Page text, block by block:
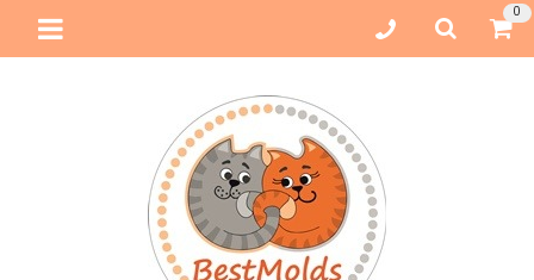
0